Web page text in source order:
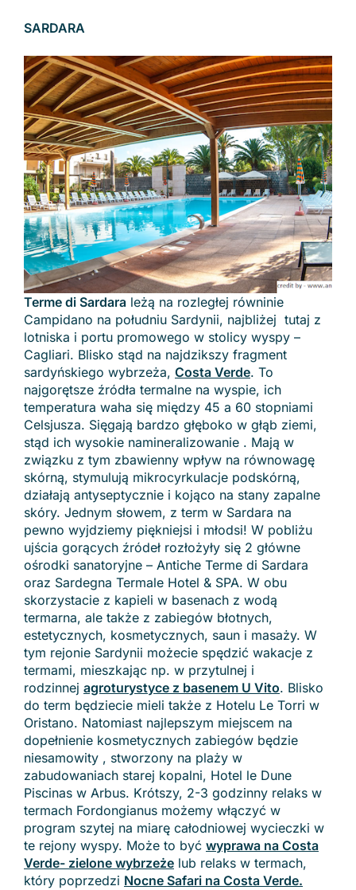
SARDARA
Terme di Sardara leżą na rozległej równinie
Campidano na południu Sardynii, najbliżej tutaj z
lotniska i portu promowego w stolicy wyspy –
Cagliari. Blisko stąd na najdzikszy fragment
sardyńskiego wybrzeża, Costa Verde. To
najgorętsze źródła termalne na wyspie, ich
temperatura waha się między 45 a 60 stopniami
Celsjusza. Sięgają bardzo głęboko w głąb ziemi,
stąd ich wysokie namineralizowanie . Mają w
związku z tym zbawienny wpływ na równowagę
skórną, stymulują mikrocyrkulacje podskórną,
działają antyseptycznie i kojąco na stany zapalne
skóry. Jednym słowem, z term w Sardara na
pewno wyjdziemy piękniejsi i młodsi! W pobliżu
ujścia gorących źródeł rozłożyły się 2 główne
ośrodki sanatoryjne – Antiche Terme di Sardara
oraz Sardegna Termale Hotel & SPA. W obu
skorzystacie z kapieli w basenach z wodą
termarna, ale także z zabiegów błotnych,
estetycznych, kosmetycznych, saun i masaży. W
tym rejonie Sardynii możecie spędzić wakacje z
termami, mieszkając np. w przytulnej i
rodzinnej agroturystyce z basenem U Vito. Blisko
do term będziecie mieli także z Hotelu Le Torri w
Oristano. Natomiast najlepszym miejscem na
dopełnienie kosmetycznych zabiegów będzie
niesamowity , stworzony na plaży w
zabudowaniach starej kopalni, Hotel le Dune
Piscinas w Arbus. Krótszy, 2-3 godzinny relaks w
termach Fordongianus możemy włączyć w
program szytej na miarę całodniowej wycieczki w
te rejony wyspy. Może to być wyprawa na Costa
Verde- zielone wybrzeże lub relaks w termach,
który poprzedzi Nocne Safari na Costa Verde.